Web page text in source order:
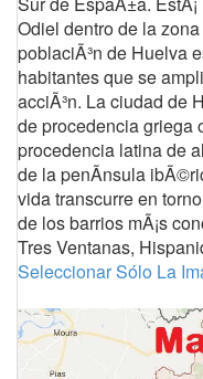
Odiel dentro de la
poblaciÃ³n de Huelva
habitantes que se
acciÃ³n. La ciudad de
de procedencia griega
procedencia latina de
de la penÃ­nsula
vida transcurre en
de los barrios mÃ¡s
Tres Ventanas,
Seleccionar Sólo La